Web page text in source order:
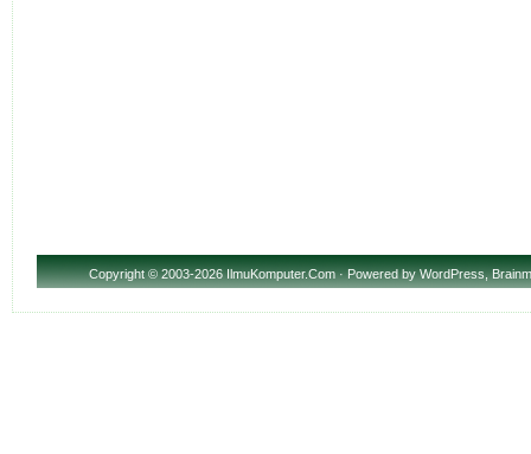
Copyright© 2003-2026 IlmuKomputer.Com · Powered byWordPress,